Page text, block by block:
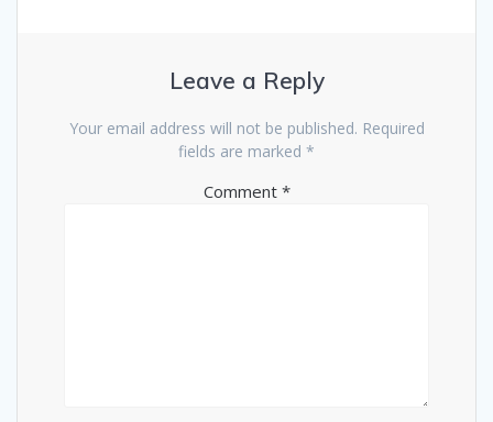
Leave a Reply
Your email address will not be published. Required
fields are marked *
Comment *